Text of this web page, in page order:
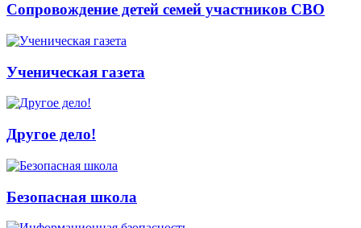
Сопровождение детей семей участников СВО
Ученическая газета
Другое дело!
Безопасная школа